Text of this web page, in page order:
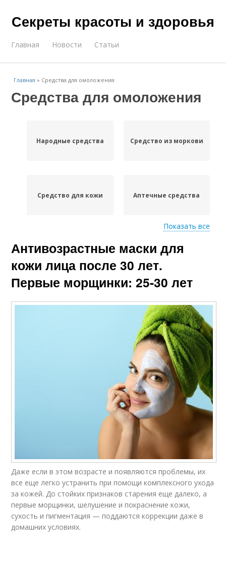
Секреты красоты и здоровья
Главная Новости Статьи
Главная » Средства для омоложения
Средства для омоложения
Народные средства Средство из моркови
Средство для кожи Аптечные средства
Средства от морщин
Эффективные
средства
Домашние средства
Показать все
Антивозрастные маски для
кожи лица после 30 лет.
Первые морщинки: 25-30 лет
Даже если в этом возрасте и появляются проблемы, их
все еще легко устранить при помощи комплексного ухода
за кожей. До стойких признаков старения еще далеко, а
первые морщинки, шелушение и покраснение кожи,
сухость и пигментация — поддаются коррекции даже в
домашних условиях.